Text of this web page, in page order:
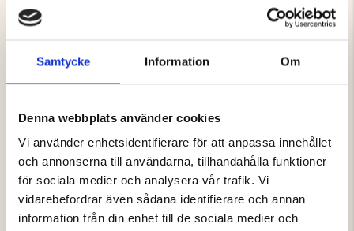
Samtycke Information Om
Denna webbplats använder cookies
Vi använder enhetsidentifierare för att anpassa innehållet
och annonserna till användarna, tillhandahålla funktioner
för sociala medier och analysera vår trafik. Vi
vidarebefordrar även sådana identifierare och annan
information från din enhet till de sociala medier och
DU KANSKE OCKSÅ ÄR INTRESSERAD